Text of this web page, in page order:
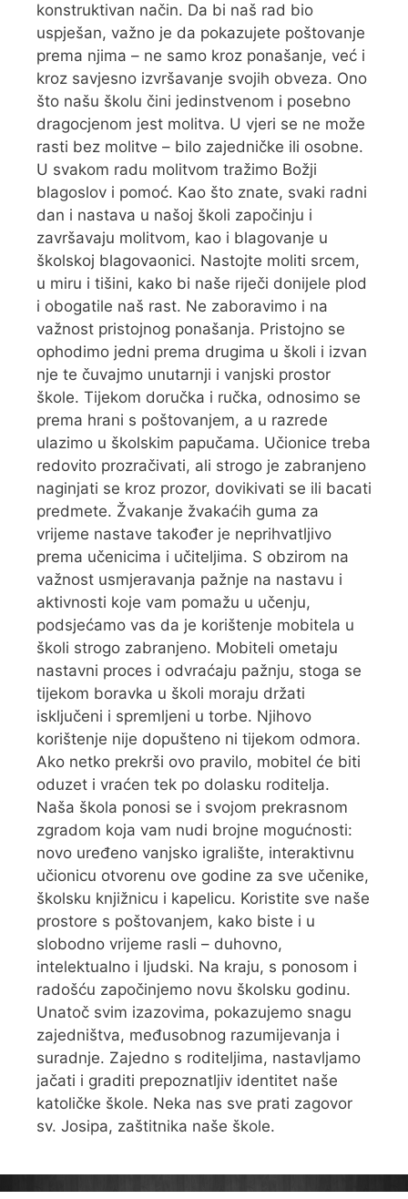
konstruktivan način. Da bi naš rad bio
uspješan, važno je da pokazujete poštovanje
prema njima – ne samo kroz ponašanje, već i
kroz savjesno izvršavanje svojih obveza. Ono
što našu školu čini jedinstvenom i posebno
dragocjenom jest molitva. U vjeri se ne može
rasti bez molitve – bilo zajedničke ili osobne.
U svakom radu molitvom tražimo Božji
blagoslov i pomoć. Kao što znate, svaki radni
dan i nastava u našoj školi započinju i
završavaju molitvom, kao i blagovanje u
školskoj blagovaonici. Nastojte moliti srcem,
u miru i tišini, kako bi naše riječi donijele plod
i obogatile naš rast. Ne zaboravimo i na
važnost pristojnog ponašanja. Pristojno se
ophodimo jedni prema drugima u školi i izvan
nje te čuvajmo unutarnji i vanjski prostor
škole. Tijekom doručka i ručka, odnosimo se
prema hrani s poštovanjem, a u razrede
ulazimo u školskim papučama. Učionice treba
redovito prozračivati, ali strogo je zabranjeno
naginjati se kroz prozor, dovikivati se ili bacati
predmete. Žvakanje žvakaćih guma za
vrijeme nastave također je neprihvatljivo
prema učenicima i učiteljima. S obzirom na
važnost usmjeravanja pažnje na nastavu i
aktivnosti koje vam pomažu u učenju,
podsjećamo vas da je korištenje mobitela u
školi strogo zabranjeno. Mobiteli ometaju
nastavni proces i odvraćaju pažnju, stoga se
tijekom boravka u školi moraju držati
isključeni i spremljeni u torbe. Njihovo
korištenje nije dopušteno ni tijekom odmora.
Ako netko prekrši ovo pravilo, mobitel će biti
oduzet i vraćen tek po dolasku roditelja.
Naša škola ponosi se i svojom prekrasnom
zgradom koja vam nudi brojne mogućnosti:
novo uređeno vanjsko igralište, interaktivnu
učionicu otvorenu ove godine za sve učenike,
školsku knjižnicu i kapelicu. Koristite sve naše
prostore s poštovanjem, kako biste i u
slobodno vrijeme rasli – duhovno,
intelektualno i ljudski. Na kraju, s ponosom i
radošću započinjemo novu školsku godinu.
Unatoč svim izazovima, pokazujemo snagu
zajedništva, međusobnog razumijevanja i
suradnje. Zajedno s roditeljima, nastavljamo
jačati i graditi prepoznatljiv identitet naše
katoličke škole. Neka nas sve prati zagovor
sv. Josipa, zaštitnika naše škole.